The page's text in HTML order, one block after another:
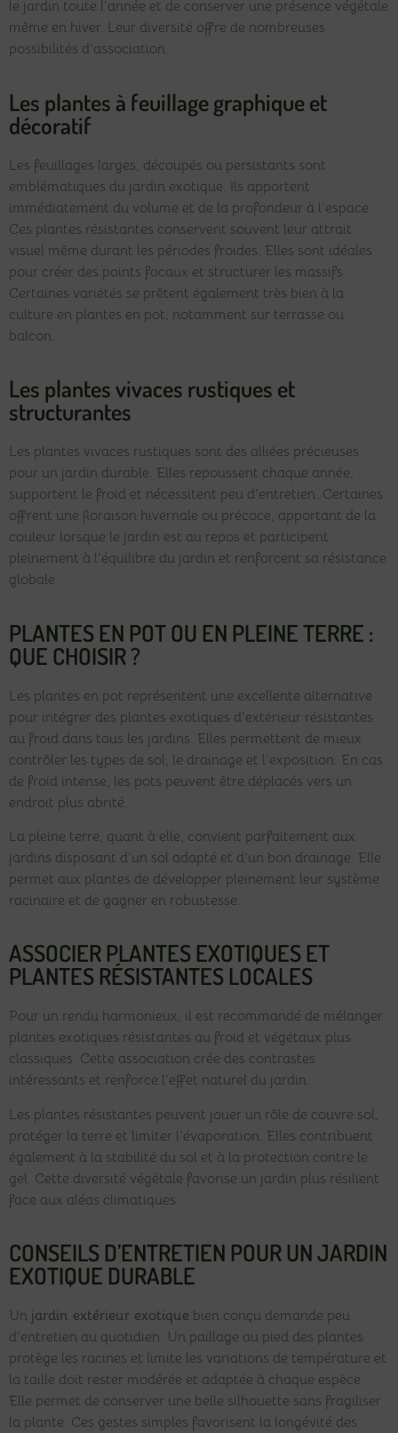
le jardin toute l’année et de conserver une présence végétale
même en hiver. Leur diversité offre de nombreuses
possibilités d’association.
Les plantes à feuillage graphique et
décoratif
Les feuillages larges, découpés ou persistants sont
emblématiques du jardin exotique. Ils apportent
immédiatement du volume et de la profondeur à l’espace.
Ces plantes résistantes conservent souvent leur attrait
visuel même durant les périodes froides. Elles sont idéales
pour créer des points focaux et structurer les massifs.
Certaines variétés se prêtent également très bien à la
culture en plantes en pot, notamment sur terrasse ou
balcon.
Les plantes vivaces rustiques et
structurantes
Les plantes vivaces rustiques sont des alliées précieuses
pour un jardin durable. Elles repoussent chaque année,
supportent le froid et nécessitent peu d’entretien. Certaines
offrent une floraison hivernale ou précoce, apportant de la
couleur lorsque le jardin est au repos et participent
pleinement à l’équilibre du jardin et renforcent sa résistance
globale.
PLANTES EN POT OU EN PLEINE TERRE :
QUE CHOISIR ?
Les plantes en pot représentent une excellente alternative
pour intégrer des plantes exotiques d’extérieur résistantes
au froid dans tous les jardins. Elles permettent de mieux
contrôler les types de sol, le drainage et l’exposition. En cas
de froid intense, les pots peuvent être déplacés vers un
endroit plus abrité.
La pleine terre, quant à elle, convient parfaitement aux
jardins disposant d’un sol adapté et d’un bon drainage. Elle
permet aux plantes de développer pleinement leur système
racinaire et de gagner en robustesse.
ASSOCIER PLANTES EXOTIQUES ET
PLANTES RÉSISTANTES LOCALES
Pour un rendu harmonieux, il est recommandé de mélanger
plantes exotiques résistantes au froid et végétaux plus
classiques. Cette association crée des contrastes
intéressants et renforce l’effet naturel du jardin.
Les plantes résistantes peuvent jouer un rôle de couvre sol,
protéger la terre et limiter l’évaporation. Elles contribuent
également à la stabilité du sol et à la protection contre le
gel. Cette diversité végétale favorise un jardin plus résilient
face aux aléas climatiques.
CONSEILS D’ENTRETIEN POUR UN JARDIN
EXOTIQUE DURABLE
Un jardin extérieur exotique bien conçu demande peu
d’entretien au quotidien. Un paillage au pied des plantes
protège les racines et limite les variations de température et
la taille doit rester modérée et adaptée à chaque espèce.
Elle permet de conserver une belle silhouette sans fragiliser
la plante. Ces gestes simples favorisent la longévité des